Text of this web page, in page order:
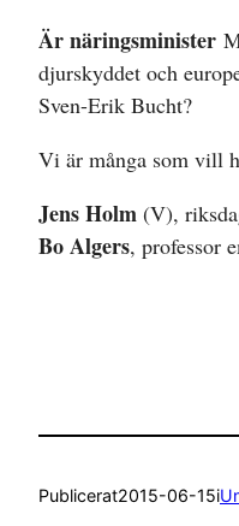
Är näringsminister
djurskyddet och
Sven-Erik Bucht?
Vi är många som vill
Jens Holm (V),
Bo Algers, professor
Publicerat2015-06-15i